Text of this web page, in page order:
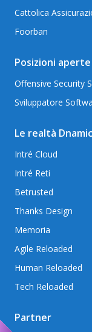
Cattolica
Foorban
Posizioni aperte
Offensive Security
Sviluppatore
Le realtà Dnamic
Intré Cloud
Intré Reti
Betrusted
Thanks Design
Memoria
Agile Reloaded
Human Reloaded
Tech Reloaded
Partner